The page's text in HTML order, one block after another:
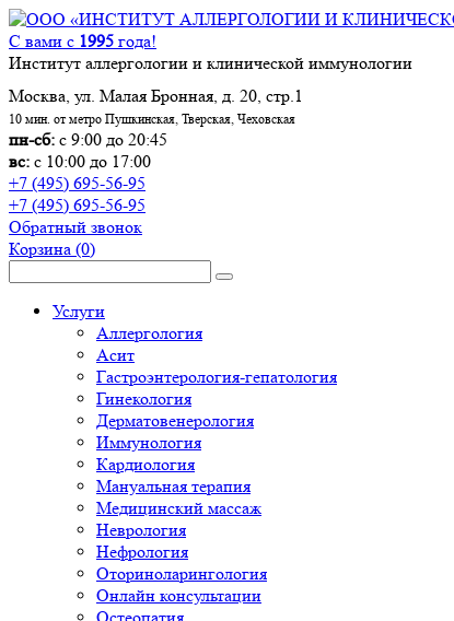
С вами с 1995 года!
Институт аллергологии и клинической иммунологии
Москва, ул. Малая Бронная, д. 20, стр.1
10 мин. от метро Пушкинская, Тверская, Чеховская
пн-сб: с 9:00 до 20:45
вс: с 10:00 до 17:00
+7 (495) 695-56-95
+7 (495) 695-56-95
Обратный звонок
Корзина (0)
Услуги
Аллергология
Асит
Гастроэнтерология-гепатология
Гинекология
Дерматовенерология
Иммунология
Кардиология
Мануальная терапия
Медицинский массаж
Неврология
Нефрология
Оториноларингология
Онлайн консультации